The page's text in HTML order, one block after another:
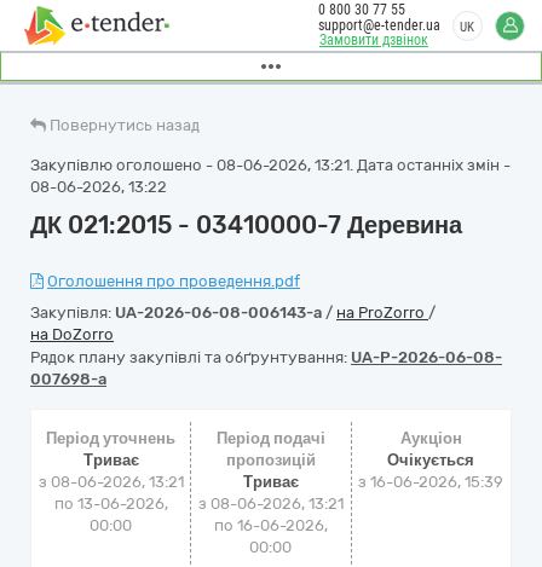
Замовити дзвінок
0 800 30 77 55
support@e-tender.ua
UK
Повернутись назад
Закупівлю оголошено - 08-06-2026, 13:21. Дата останніх змін -
08-06-2026, 13:22
ДК 021:2015 - 03410000-7 Деревина
Оголошення про проведення.pdf
Закупівля: UA-2026-06-08-006143-a / на ProZorro /
на DoZorro
Рядок плану закупівлі та обґрунтування: UA-P-2026-06-08-
007698-a
Період уточнень
Триває
з 08-06-2026, 13:21
по 13-06-2026,
00:00
Період подачі
пропозицій
Триває
з 08-06-2026, 13:21
по 16-06-2026,
00:00
Аукціон
Очікується
з16-06-2026, 15:39